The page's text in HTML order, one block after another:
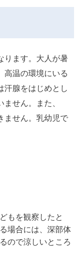
ります。大人が暑
高温の環境にいる
汗腺をはじめとし
せん。また、
ません。乳幼児で
もを観察したと
場合には、深部体
ので涼しいところ